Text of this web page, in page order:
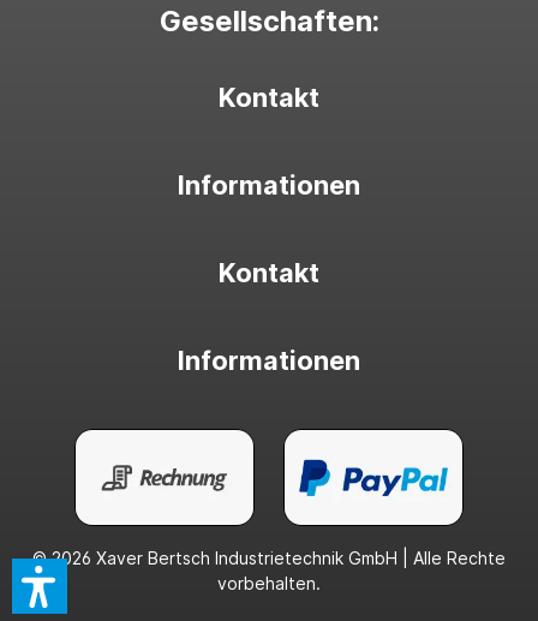
Gesellschaften:
Kontakt
Informationen
Kontakt
Informationen
© 2026 Xaver Bertsch Industrietechnik GmbH | Alle Rechte
vorbehalten.